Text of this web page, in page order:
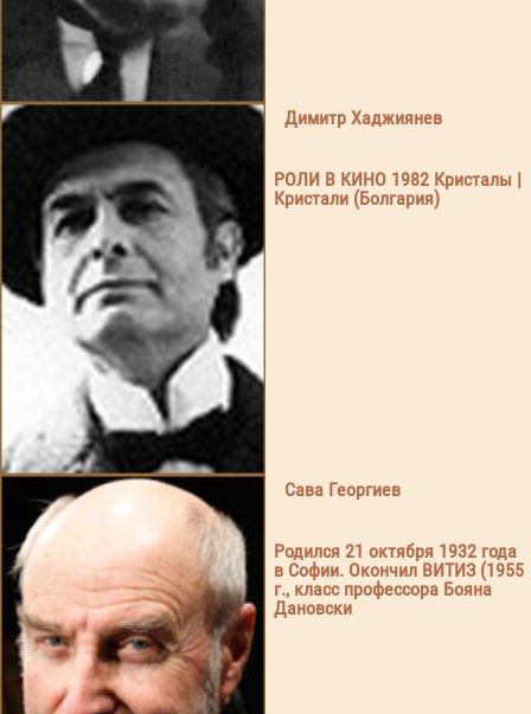
Димитр Хаджиянев
РОЛИ В КИНО 1982 Кристалы |
Кристали (Болгария)
Сава Георгиев
Родился 21 октября 1932 года
в Софии. Окончил ВИТИЗ (1955
г., класс профессора Бояна
Дановски